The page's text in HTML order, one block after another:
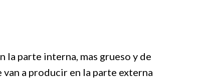
la parte interna, mas grueso y de
a producir en la parte externa